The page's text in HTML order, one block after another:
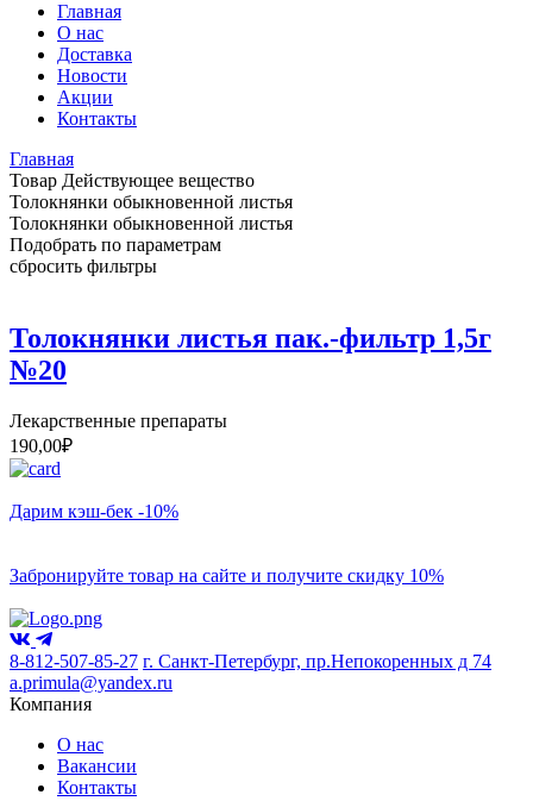
Главная
О нас
Доставка
Новости
Акции
Контакты
Главная
Товар Действующее вещество
Толокнянки обыкновенной листья
Толокнянки обыкновенной листья
Подобрать по параметрам
сбросить фильтры
Толокнянки листья пак.-фильтр 1,5г
№20
Лекарственные препараты
190,00₽
Дарим кэш-бек -10%
Забронируйте товар на сайте и получите скидку 10%
8-812-507-85-27 г. Санкт-Петербург, пр.Непокоренных д 74
a.primula@yandex.ru
Компания
О нас
Вакансии
Контакты